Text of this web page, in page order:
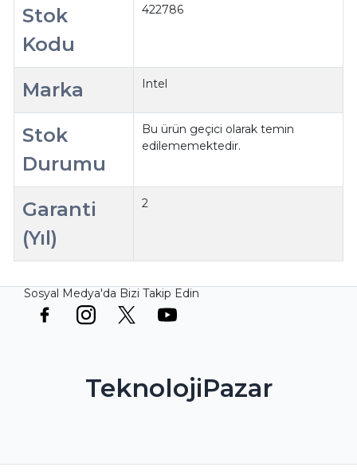
Stok
Kodu
422786
Marka Intel
Stok
Durumu
Bu ürün geçici olarak temin
edilememektedir.
Garanti
(Yıl)
2
Sosyal Medya'da Bizi Takip Edin
TeknolojiPazar